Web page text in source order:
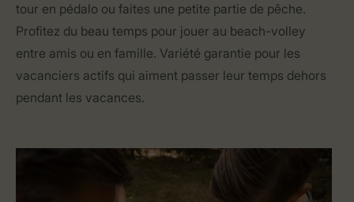
tour en pédalo ou faites une petite partie de pêche.
Profitez du beau temps pour jouer au beach-volley
entre amis ou en famille. Variété garantie pour les
vacanciers actifs qui aiment passer leur temps dehors
pendant les vacances.